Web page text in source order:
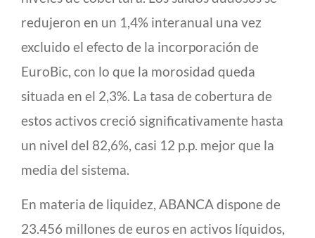
redujeron en un 1,4% interanual una vez
excluido el efecto de la incorporación de
EuroBic, con lo que la morosidad queda
situada en el 2,3%. La tasa de cobertura de
estos activos creció significativamente hasta
un nivel del 82,6%, casi 12 p.p. mejor que la
media del sistema.
En materia de liquidez, ABANCA dispone de
23.456 millones de euros en activos líquidos,